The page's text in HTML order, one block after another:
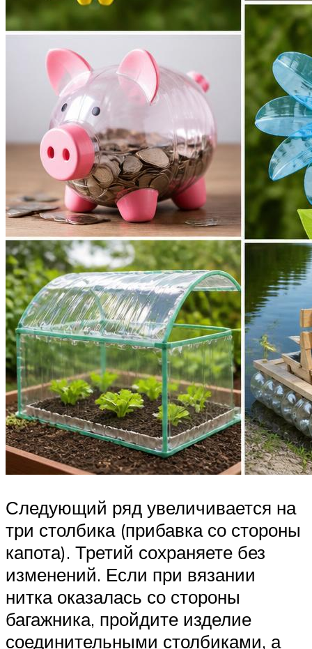
Следующий ряд увеличивается на
три столбика (прибавка со стороны
капота). Третий сохраняете без
изменений. Если при вязании
нитка оказалась со стороны
багажника, пройдите изделие
соединительными столбиками, а